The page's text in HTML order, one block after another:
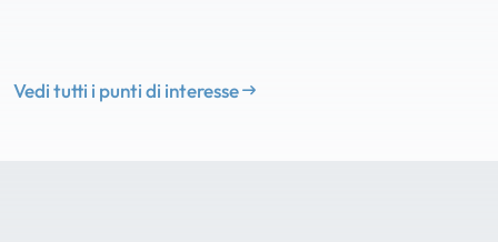
Vedi tutti i punti di interesse